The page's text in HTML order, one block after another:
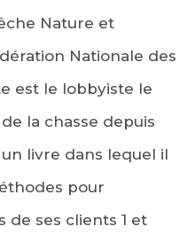
Nature et
Nationale des
est le lobbyiste le
la chasse depuis
livre dans lequel il
pour
de ses clients 1 et